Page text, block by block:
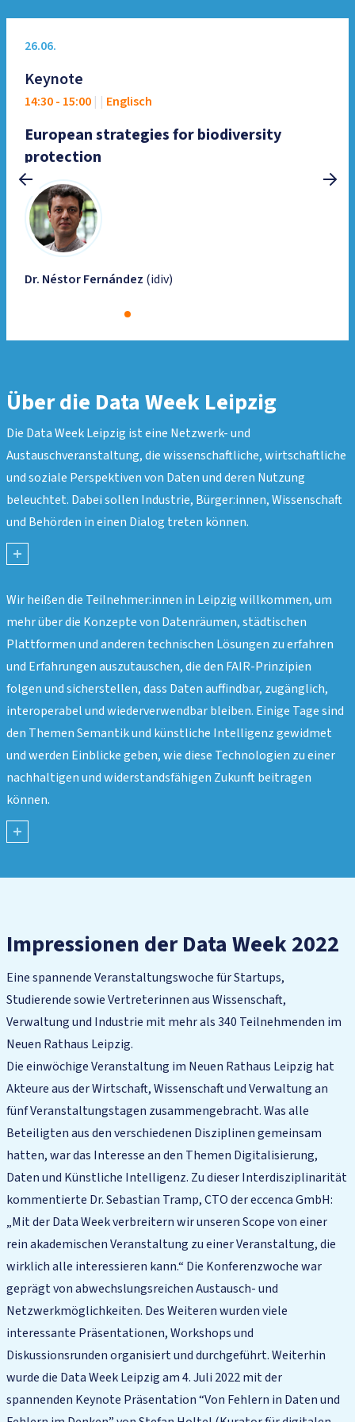
26.06.
Keynote
14:30- 15:00 | | Englisch
European strategies for biodiversity
protection
Dr. Néstor Fernández (idiv)
Über die Data Week Leipzig
Die Data Week Leipzig ist eine Netzwerk- und
Austauschveranstaltung, die wissenschaftliche, wirtschaftliche
und soziale Perspektiven von Daten und deren Nutzung
beleuchtet. Dabei sollen Industrie, Bürger:innen, Wissenschaft
und Behörden in einen Dialog treten können.
Wir heißen die Teilnehmer:innen in Leipzig willkommen, um
mehr über die Konzepte von Datenräumen, städtischen
Plattformen und anderen technischen Lösungen zu erfahren
und Erfahrungen auszutauschen, die den FAIR-Prinzipien
folgen und sicherstellen, dass Daten auffindbar, zugänglich,
interoperabel und wiederverwendbar bleiben. Einige Tage sind
den Themen Semantik und künstliche Intelligenz gewidmet
und werden Einblicke geben, wie diese Technologien zu einer
nachhaltigen und widerstandsfähigen Zukunft beitragen
können.
Impressionen der Data Week2022
Eine spannende Veranstaltungswoche für Startups,
Studierende sowie Vertreterinnen aus Wissenschaft,
Verwaltung und Industrie mit mehr als 340 Teilnehmenden im
Neuen Rathaus Leipzig.
Die einwöchige Veranstaltung im Neuen Rathaus Leipzig hat
Akteure aus der Wirtschaft, Wissenschaft und Verwaltung an
fünf Veranstaltungstagen zusammengebracht. Was alle
Beteiligten aus den verschiedenen Disziplinen gemeinsam
hatten, war das Interesse an den Themen Digitalisierung,
Daten und Künstliche Intelligenz. Zu dieser Interdisziplinarität
kommentierte Dr. Sebastian Tramp, CTO der eccenca GmbH:
„Mit der Data Week verbreitern wir unseren Scope von einer
rein akademischen Veranstaltung zu einer Veranstaltung, die
wirklich alle interessieren kann.“ Die Konferenzwoche war
geprägt von abwechslungsreichen Austausch- und
Netzwerkmöglichkeiten. Des Weiteren wurden viele
interessante Präsentationen, Workshops und
Diskussionsrunden organisiert und durchgeführt. Weiterhin
wurde die Data Week Leipzig am 4. Juli 2022 mit der
spannenden Keynote Präsentation “Von Fehlern in Daten und